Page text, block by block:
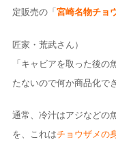
定販売の「宮崎名物チョ
匠家・荒武さん）
「キャビアを取った後
たないので何か商品化で
通常、冷汁はアジなどの
を、これはチョウザメの